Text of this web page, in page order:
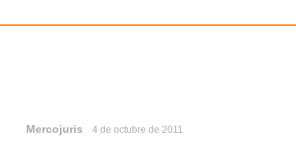
Mercojuris 4 de octubre de 2011